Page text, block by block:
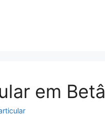
em